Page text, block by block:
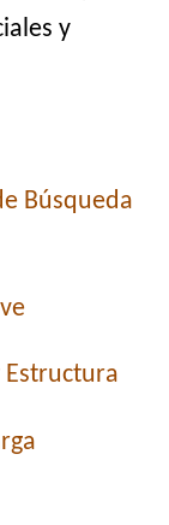
y
Búsqueda